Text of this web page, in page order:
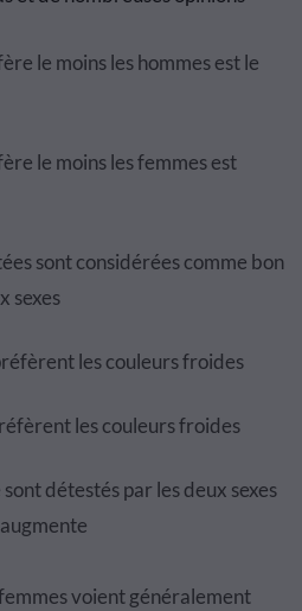
le moins les hommes est le
le moins les femmes est
sont considérées comme bon
sexes
les couleurs froides
les couleurs froides
détestés par les deux sexes
voient généralement